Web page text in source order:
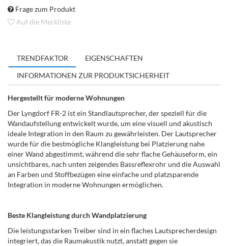
Frage zum Produkt
Auf die Merkliste
TRENDFAKTOR
EIGENSCHAFTEN
INFORMATIONEN ZUR PRODUKTSICHERHEIT
Hergestellt für moderne Wohnungen
Der Lyngdorf FR-2 ist ein Standlautsprecher, der speziell für die
Wandaufstellung entwickelt wurde, um eine visuell und akustisch
ideale Integration in den Raum zu gewährleisten. Der Lautsprecher
wurde für die bestmögliche Klangleistung bei Platzierung nahe
einer Wand abgestimmt, während die sehr flache Gehäuseform, ein
unsichtbares, nach unten zeigendes Bassreflexrohr und die Auswahl
an Farben und Stoffbezügen eine einfache und platzsparende
Integration in moderne Wohnungen ermöglichen.
Beste Klangleistung durch Wandplatzierung
Die leistungsstarken Treiber sind in ein flaches Lautsprecherdesign
integriert, das die Raumakustik nutzt, anstatt gegen sie